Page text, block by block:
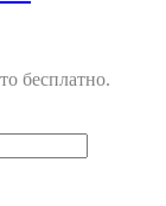
бесплатно.